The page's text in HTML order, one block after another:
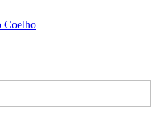
Coelho